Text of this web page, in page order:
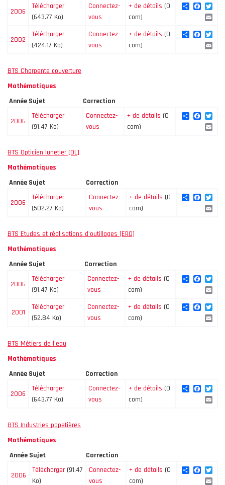
2006
Télécharger
(643.77 Ko)
Connectez-
vous
+ de détails (0
com)
Share
2002
Télécharger
(424.17 Ko)
Connectez-
vous
+ de détails (0
com)
Share
BTS Charpente couverture
Mathématiques
Année Sujet Correction
2006
Télécharger
(91.47 Ko)
Connectez-
vous
+ de détails (0
com)
Share
BTS Opticien lunetier [OL]
Mathématiques
Année Sujet Correction
2006
Télécharger
(502.27 Ko)
Connectez-
vous
+ de détails (0
com)
Share
BTS Etudes et réalisations d'outillages [ERO]
Mathématiques
Année Sujet Correction
2006
Télécharger
(91.47 Ko)
Connectez-
vous
+ de détails (0
com)
Share
2001
Télécharger
(52.84 Ko)
Connectez-
vous
+ de détails (0
com)
Share
BTS Métiers de l'eau
Mathématiques
Année Sujet Correction
2006
Télécharger
(643.77 Ko)
Connectez-
vous
+ de détails (0
com)
Share
BTS Industries papetières
Mathématiques
Année Sujet Correction
2006
Télécharger (91.47
Ko)
Connectez-
vous
+ de détails (0
com)
Share